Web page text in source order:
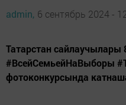
admin, 6 сентябрь 2024 -
Татарстан сайлаучылары
#ВсейСемьейНаВыборы
фотоконкурсында